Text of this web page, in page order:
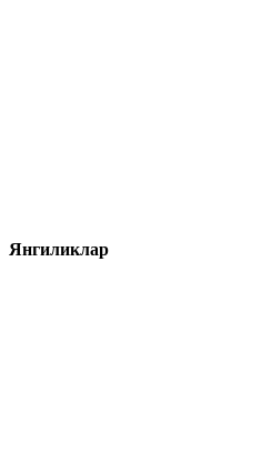
Янгиликлар